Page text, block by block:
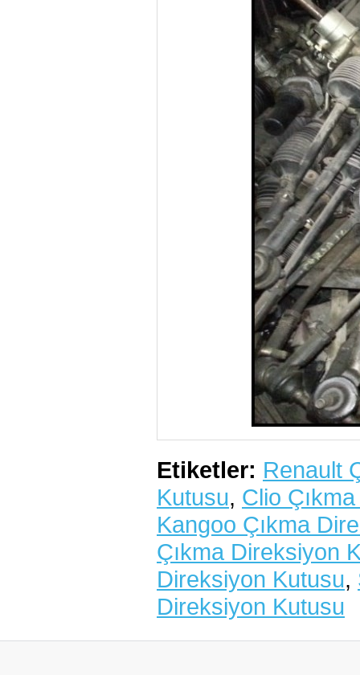
Etiketler: Renault
Kutusu, Clio
Kangoo Çıkma
Çıkma Direksiyon
Direksiyon Kutusu,
Direksiyon Kutusu